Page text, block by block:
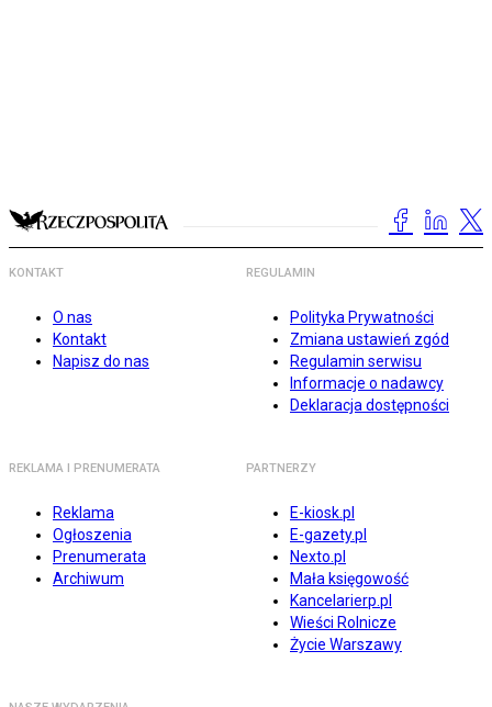
KONTAKT
O nas
Kontakt
Napisz do nas
REGULAMIN
Polityka Prywatności
Zmiana ustawień zgód
Regulamin serwisu
Informacje o nadawcy
Deklaracja dostępności
REKLAMA I PRENUMERATA
Reklama
Ogłoszenia
Prenumerata
Archiwum
PARTNERZY
E-kiosk.pl
E-gazety.pl
Nexto.pl
Mała księgowość
Kancelarierp.pl
Wieści Rolnicze
Życie Warszawy